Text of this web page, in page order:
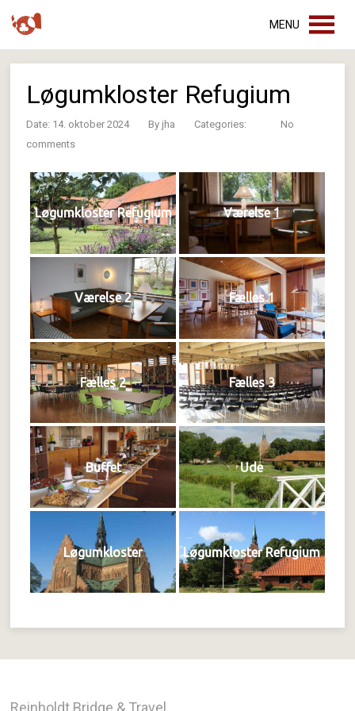
MENU
Løgumkloster Refugium
Date: 14. oktober 2024 By jha Categories:
No
comments
Løgumkloster Refugium Værelse 1
Værelse 2 Fælles 1
Fælles 2 Fælles 3
Buffet Ude
Løgumkloster Løgumkloster Refugium
Reinholdt Bridge & Travel